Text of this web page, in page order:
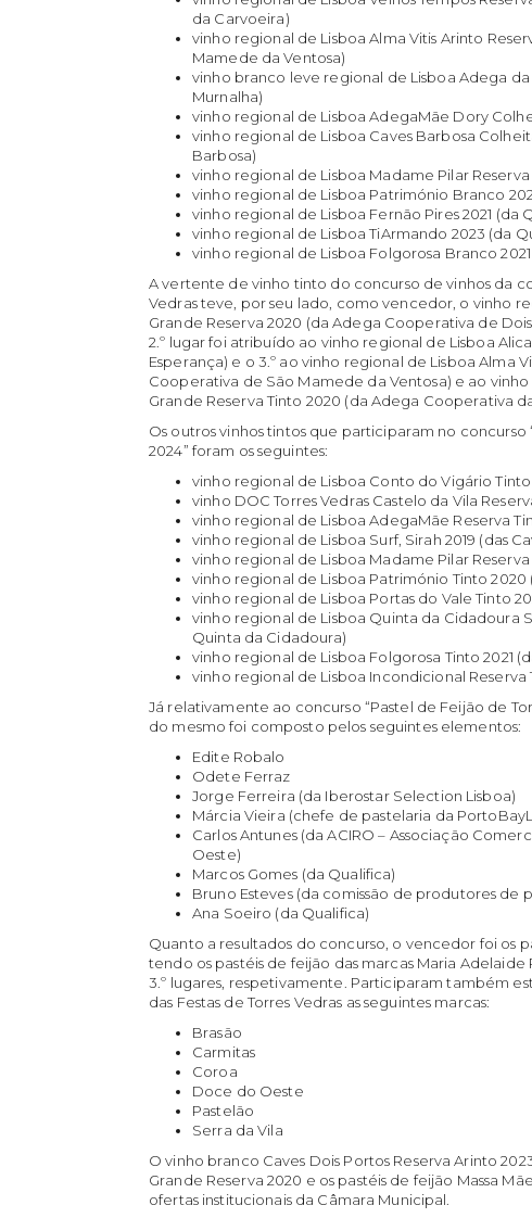
da Carvoeira)
vinho regional de Lisboa Alma Vitis Arinto
Mamede da Ventosa)
vinho branco leve regional de Lisboa Adega
Murnalha)
vinho regional de Lisboa AdegaMãe Dory
vinho regional de Lisboa Caves Barbosa
Barbosa)
vinho regional de Lisboa Madame Pilar
vinho regional de Lisboa Património Branco
vinho regional de Lisboa Fernão Pires 2021 (da
vinho regional de Lisboa TiArmando 2023 (da
vinho regional de Lisboa Folgorosa Branco
A vertente de vinho tinto do concurso de vinhos da
Vedras teve, por seu lado, como vencedor, o vinho
Grande Reserva 2020 (da Adega Cooperativa de
2.º lugar foi atribuído ao vinho regional de Lisboa
Esperança) e o 3.º ao vinho regional de Lisboa Alma
Cooperativa de São Mamede da Ventosa) e ao
Grande Reserva Tinto 2020 (da Adega Cooperativa
Os outros vinhos tintos que participaram no concurso
2024” foram os seguintes:
vinho regional de Lisboa Conto do Vigário
vinho DOC Torres Vedras Castelo da Vila
vinho regional de Lisboa AdegaMãe Reserva
vinho regional de Lisboa Surf, Sirah 2019 (das
vinho regional de Lisboa Madame Pilar Reserva
vinho regional de Lisboa Património Tinto 2020
vinho regional de Lisboa Portas do Vale Tinto
vinho regional de Lisboa Quinta da Cidadoura
Quinta da Cidadoura)
vinho regional de Lisboa Folgorosa Tinto 2021
vinho regional de Lisboa Incondicional Reserva
Já relativamente ao concurso “Pastel de Feijão de
do mesmo foi composto pelos seguintes elementos:
Edite Robalo
Odete Ferraz
Jorge Ferreira (da Iberostar Selection Lisboa)
Márcia Vieira (chefe de pastelaria da
Carlos Antunes (da ACIRO – Associação
Oeste)
Marcos Gomes (da Qualifica)
Bruno Esteves (da comissão de produtores de
Ana Soeiro (da Qualifica)
Quanto a resultados do concurso, o vencedor foi os
tendo os pastéis de feijão das marcas Maria Adelaide
3.º lugares, respetivamente. Participaram também
das Festas de Torres Vedras as seguintes marcas:
Brasão
Carmitas
Coroa
Doce do Oeste
Pastelão
Serra da Vila
O vinho branco Caves Dois Portos Reserva Arinto
Grande Reserva 2020 e os pastéis de feijão Massa
ofertas institucionais da Câmara Municipal.